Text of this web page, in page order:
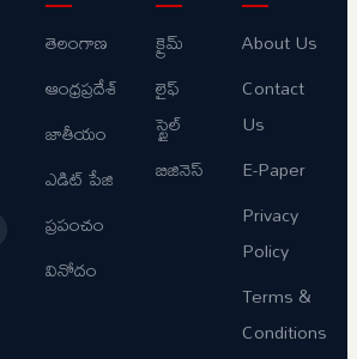
తెలంగాణ
ఆంధ్రప్రదేశ్
జాతీయం
ఎడిట్ పేజి
ప్రపంచం
వినోదం
క్రైమ్
లైఫ్
స్టైల్
బిజినెస్
About Us
Contact
Us
E-Paper
Privacy
Policy
Terms &
Conditions